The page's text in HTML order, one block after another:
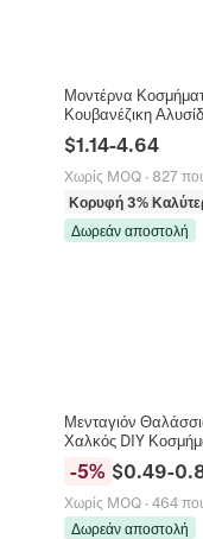
Μοντέρνα
Κουβανέζικη
$1.14-4.64
Χωρίς MOQ· 827
Κορυφή 3%
Δωρεάν αποστολή
Μενταγιόν
Χαλκός DIY
-5% $0.49-
Χωρίς MOQ· 464
Δωρεάν αποστολή